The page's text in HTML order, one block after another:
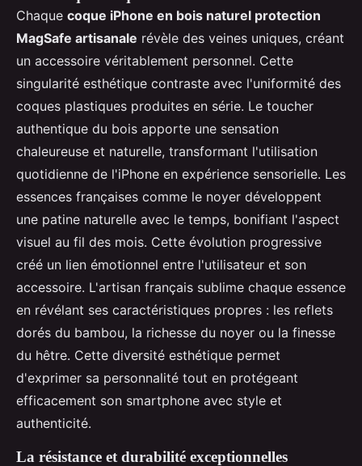
Chaque coque iPhone en bois naturel protection
MagSafe artisanale révèle des veines uniques, créant
un accessoire véritablement personnel. Cette
singularité esthétique contraste avec l'uniformité des
coques plastiques produites en série. Le toucher
authentique du bois apporte une sensation
chaleureuse et naturelle, transformant l'utilisation
quotidienne de l'iPhone en expérience sensorielle. Les
essences françaises comme le noyer développent
une patine naturelle avec le temps, bonifiant l'aspect
visuel au fil des mois. Cette évolution progressive
créé un lien émotionnel entre l'utilisateur et son
accessoire. L'artisan français sublime chaque essence
en révélant ses caractéristiques propres : les reflets
dorés du bambou, la richesse du noyer ou la finesse
du hêtre. Cette diversité esthétique permet
d'exprimer sa personnalité tout en protégeant
efficacement son smartphone avec style et
authenticité.
La résistance et durabilité exceptionnelles